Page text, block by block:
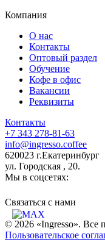
Компания
О нас
Контакты
Оптовый раздел
Обучение
Кофе в офис
Вакансии
Реквизиты
Контакты
+7 343 278-81-63
info@ingresso.coffee
620023 г.Екатеринбург
ул. Городская , 20.
Мы в соцсетях:
Связаться c нами
© 2026 «Ingresso». Все
Пользовательское